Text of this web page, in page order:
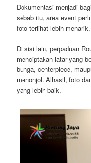
Dokumentasi menjadi
sebab itu, area event
foto terlihat lebih menarik.
Di sisi lain, perpaduan
menciptakan latar yang
bunga, centerpiece,
menonjol. Alhasil, foto
yang lebih baik.